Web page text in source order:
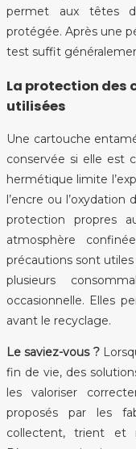
permet aux têtes
protégée. Après une
test suffit
La protection des
utilisées
Une cartouche
conservée si elle est
hermétique limite
l’encre ou
protection propres
atmosphère
précautions sont
plusieurs
occasionnelle. Elles
avant le recyclage.
Le saviez-vous ?
fin de vie, des
les valoriser
proposés par les
collectent, trient et